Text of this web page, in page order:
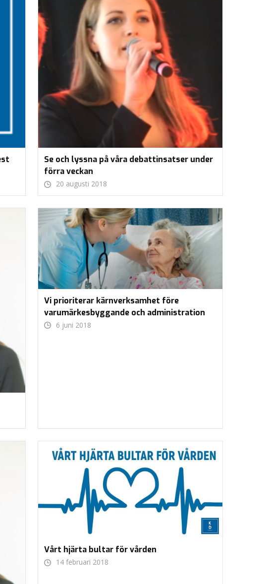
Se och lyssna på våra debattinsatser under
förra veckan
20 augusti 2018
Vi prioriterar kärnverksamhet före
varumärkesbyggande och administration
6 juni 2018
Vårt hjärta bultar för vården
14 februari 2018